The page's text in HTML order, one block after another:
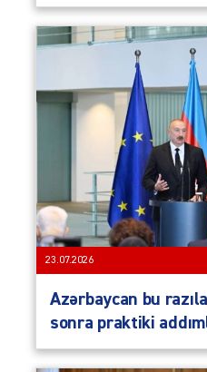
23.07.2026
Azərbaycan bu
sonra praktiki